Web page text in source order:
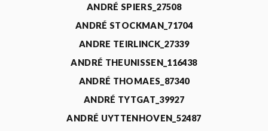
ANDRÉ SPIERS_27508
ANDRÉ STOCKMAN_71704
ANDRE TEIRLINCK_27339
ANDRÉ THEUNISSEN_116438
ANDRÉ THOMAES_87340
ANDRÉ TYTGAT_39927
ANDRÉ UYTTENHOVEN_52487